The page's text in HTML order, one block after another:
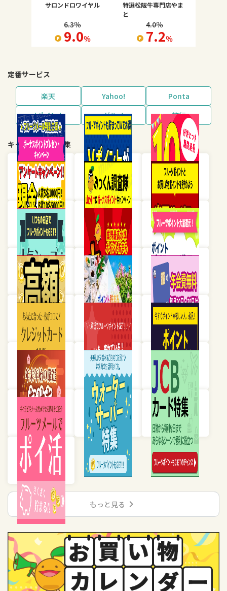
サロンドロワイヤル
6.3％
9.0％
特選松阪牛専門店やま
と
4.0％
7.2％
定番サービス
楽天 Yahoo!
Ponta
dポイント
グルメ 旅行
キャンペーン・特集
もっと見る chevron_right